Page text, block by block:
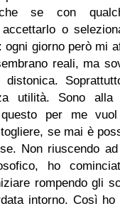
se con
o
ogni giorno però mi
reali, ma
distonica.
utilità.
Sono alla
per me
se mai è
Non riuscendo
ho
rompendo gli
intorno. Così ho